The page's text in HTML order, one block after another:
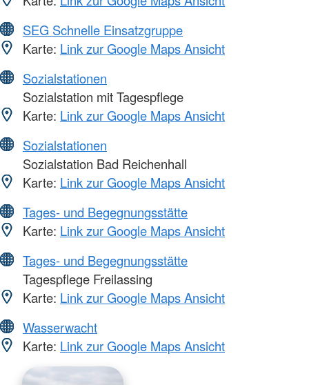
SEG Schnelle Einsatzgruppe
Karte: Link zur Google Maps Ansicht
Sozialstationen
Sozialstation mit Tagespflege
Karte: Link zur Google Maps Ansicht
Sozialstationen
Sozialstation Bad Reichenhall
Karte: Link zur Google Maps Ansicht
Tages- und Begegnungsstätte
Karte: Link zur Google Maps Ansicht
Tages- und Begegnungsstätte
Tagespflege Freilassing
Karte: Link zur Google Maps Ansicht
Wasserwacht
Karte: Link zur Google Maps Ansicht